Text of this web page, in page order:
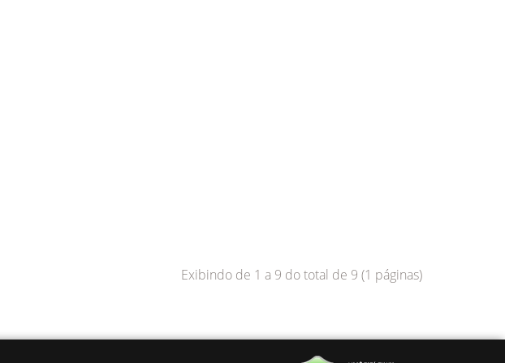
Exibindo de 1 a 9 do total de 9 (1 páginas)